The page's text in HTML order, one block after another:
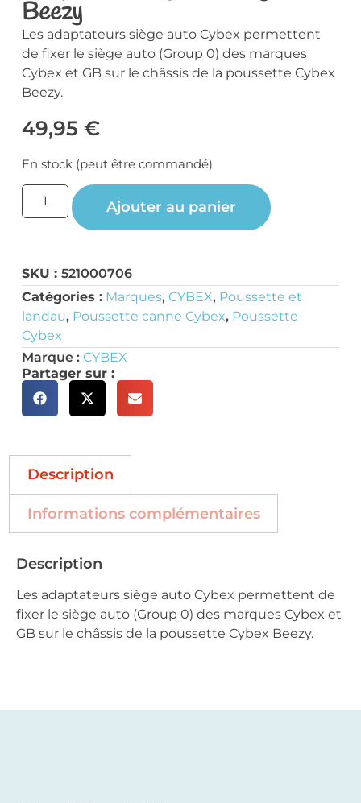
Beezy
Les adaptateurs siège auto Cybex permettent
de fixer le siège auto (Group 0) des marques
Cybex et GB sur le châssis de la poussette Cybex
Beezy.
49,95 €
En stock (peut être commandé)
Ajouter au panier
SKU : 521000706
Catégories : Marques, CYBEX, Poussette et
landau, Poussette canne Cybex, Poussette
Cybex
Marque : CYBEX
Partager sur :
Description
Informations complémentaires
Description
Les adaptateurs siège auto Cybex permettent de
fixer le siège auto (Group 0) des marques Cybex et
GB sur le châssis de la poussette Cybex Beezy.